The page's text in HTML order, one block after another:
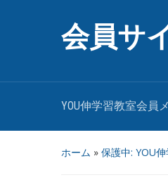
会員サ
YOU伸学習教室会員
ホーム » 保護中: YOU